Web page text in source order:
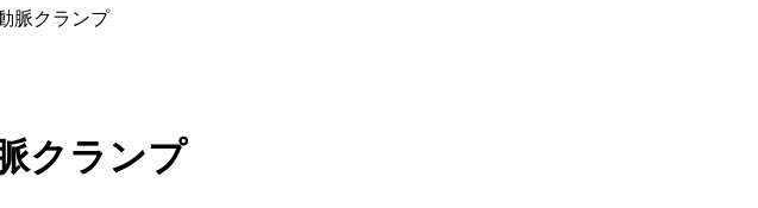
脈クランプ
クランプ